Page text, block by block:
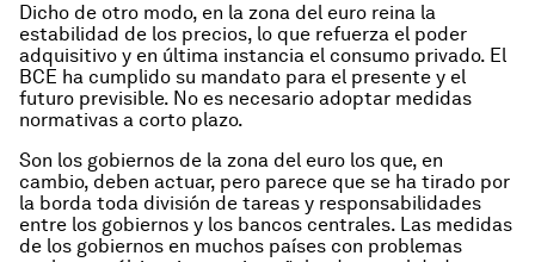
Dicho de otro modo, en la zona del euro reina la
estabilidad de los precios, lo que refuerza el poder
adquisitivo y en última instancia el consumo privado. El
BCE ha cumplido su mandato para el presente y el
futuro previsible. No es necesario adoptar medidas
normativas a corto plazo.
Son los gobiernos de la zona del euro los que, en
cambio, deben actuar, pero parece que se ha tirado por
la borda toda división de tareas y responsabilidades
entre los gobiernos y los bancos centrales. Las medidas
de los gobiernos en muchos países con problemas